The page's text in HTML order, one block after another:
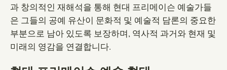
과 창의적인 재해석을 통해 현대 프리메이슨 예술가들
은 그들의 공예 유산이 문화적 및 예술적 담론의 중요한
부분으로 남아 있도록 보장하며, 역사적 과거와 현재 및
미래의 영감을 연결합니다.